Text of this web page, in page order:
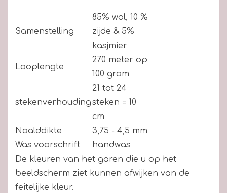
Samenstelling
85% wol, 10 %
zijde & 5%
kasjmier
Looplengte
270 meter op
100 gram
stekenverhouding
21 tot 24
steken = 10
cm
Naalddikte
3,75 - 4,5 mm
Was voorschrift
handwas
De kleuren van het garen die u op het
beeldscherm ziet kunnen afwijken van de
feitelijke kleur.